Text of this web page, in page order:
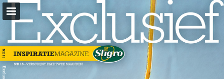
sligro.nl
Pagina overzicht
Volledig scherm